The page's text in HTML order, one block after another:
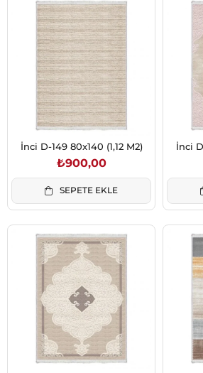
İnci D-149 80x140 (1,12 M2)
₺900,00
SEPETE EKLE
İnci